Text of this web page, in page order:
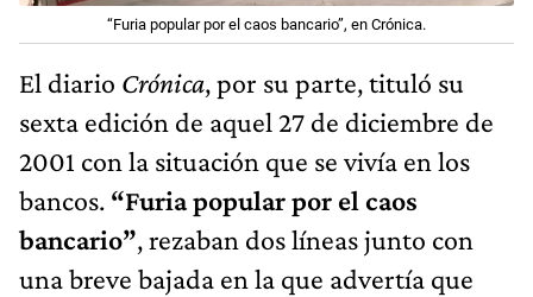
“Furia popular por el caos bancario”, en Crónica.
El diario Crónica, por su parte, tituló su
sexta edición de aquel 27 de diciembre de
2001 con la situación que se vivía en los
bancos. “Furia popular por el caos
bancario”, rezaban dos líneas junto con
una breve bajada en la que advertía que